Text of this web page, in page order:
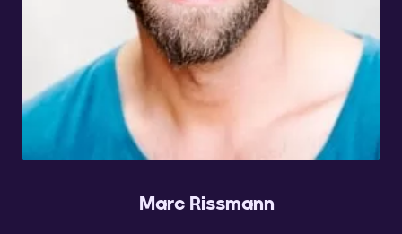
Marc Rissmann